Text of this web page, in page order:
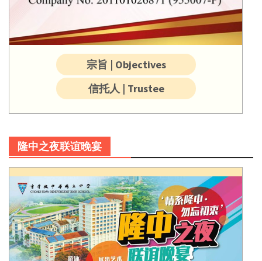
宗旨 | Objectives
信托人 | Trustee
隆中之夜联谊晚宴